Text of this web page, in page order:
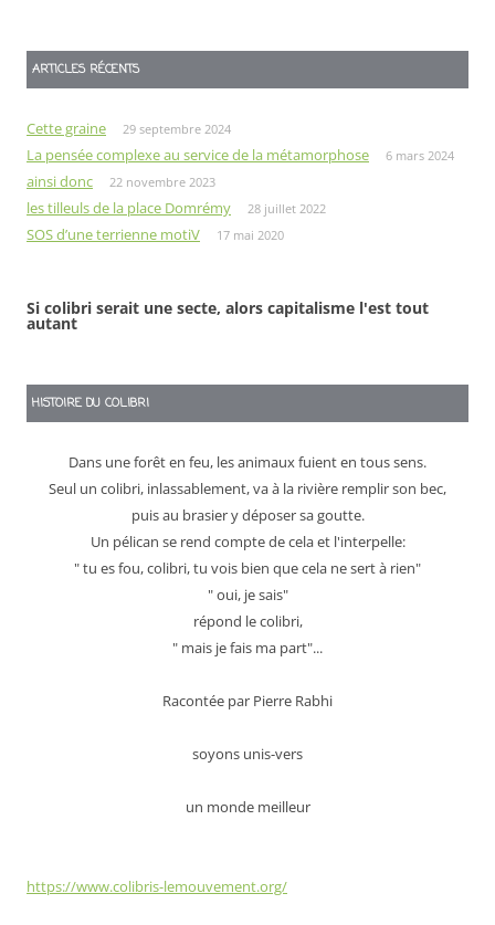
ARTICLES RÉCENTS
Cette graine 29 septembre 2024
La pensée complexe au service de la métamorphose 6 mars 2024
ainsi donc 22 novembre 2023
les tilleuls de la place Domrémy 28 juillet 2022
SOS d’une terrienne motiV 17 mai 2020
Si colibri serait une secte, alors capitalisme l'est tout
autant
HISTOIRE DU COLIBRI
Dans une forêt en feu, les animaux fuient en tous sens.
Seul un colibri, inlassablement, va à la rivière remplir son bec,
puis au brasier y déposer sa goutte.
Un pélican se rend compte de cela et l'interpelle:
" tu es fou, colibri, tu vois bien que cela ne sert à rien"
" oui, je sais"
répond le colibri,
" mais je fais ma part"...
Racontée par Pierre Rabhi
soyons unis-vers
un monde meilleur
https://www.colibris-lemouvement.org/